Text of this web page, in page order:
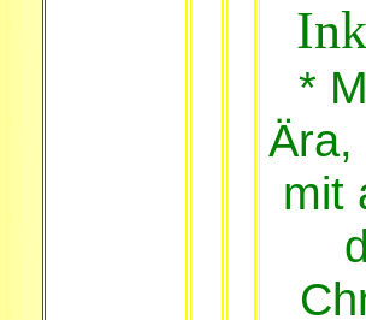
*
Ära,
mit